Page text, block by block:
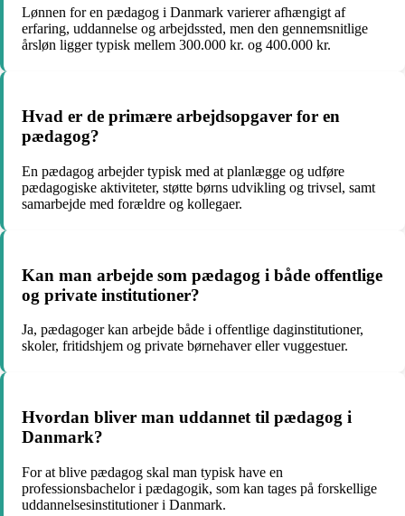
Lønnen for en pædagog i Danmark varierer afhængigt af
erfaring, uddannelse og arbejdssted, men den gennemsnitlige
årsløn ligger typisk mellem 300.000 kr. og 400.000 kr.
Hvad er de primære arbejdsopgaver for en
pædagog?
En pædagog arbejder typisk med at planlægge og udføre
pædagogiske aktiviteter, støtte børns udvikling og trivsel, samt
samarbejde med forældre og kollegaer.
Kan man arbejde som pædagog i både offentlige
og private institutioner?
Ja, pædagoger kan arbejde både i offentlige daginstitutioner,
skoler, fritidshjem og private børnehaver eller vuggestuer.
Hvordan bliver man uddannet til pædagog i
Danmark?
For at blive pædagog skal man typisk have en
professionsbachelor i pædagogik, som kan tages på forskellige
uddannelsesinstitutioner i Danmark.